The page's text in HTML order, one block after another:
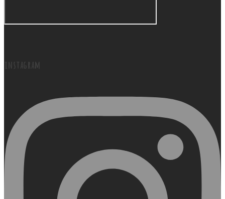
instagram